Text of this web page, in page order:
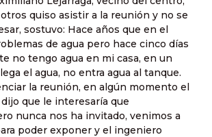
quiso asistir a la reunión y no se
sostuvo: Hace años que en el
de agua pero hace cinco días
no tengo agua en mi casa, en un
el agua, no entra agua al tanque.
la reunión, en algún momento el
que le interesaría que
nunca nos ha invitado, venimos a
poder exponer y el ingeniero